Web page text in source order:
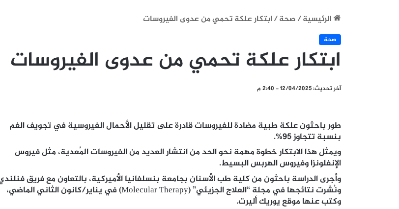
الرئيسية/صحة/ابتكار علكة تحمي من عدوى الفيروسات
صحة
ابتكار علكة تحمي من عدوى الفيروسات
آخر تحديث: 12/04/2025 - 2:40 م
طور باحثون علكة طبية مضادة للفيروسات قادرة على تقليل الأحمال الفيروسية في تجويف الفم
بنسبة تتجاوز 95%.
ويمثل هذا الابتكار خطوة مهمة نحو الحد من انتشار العديد من الفيروسات المُعدية، مثل فيروس
الإنفلونزا وفيروس الهربس البسيط.
وأجرى الدراسة باحثون من كلية طب الأسنان بجامعة بنسلفانيا الأميركية، بالتعاون مع فريق
ونُشرت نتائجها في مجلة “العلاج الجزيئي” (Molecular Therapy) في يناير/كانون الثاني الماضي،
وكتب عنها موقع يوريك أليرت.